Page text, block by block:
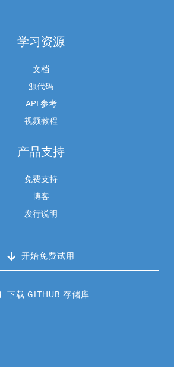
学习资源
文档
源代码
API 参考
视频教程
产品支持
免费支持
博客
发行说明
开始免费试用
下载 GITHUB 存储库